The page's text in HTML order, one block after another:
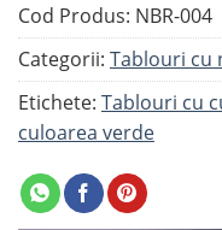
Cod Produs: NBR-004
Categorii: Tablouri cu
Etichete: Tablouri cu
culoarea verde